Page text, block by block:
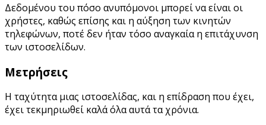
Δεδομένου του πόσο ανυπόμονοι μπορεί να είναι οι
χρήστες, καθώς επίσης και η αύξηση των κινητών
τηλεφώνων, ποτέ δεν ήταν τόσο αναγκαία η επιτάχυνση
των ιστοσελίδων.
Μετρήσεις
Η ταχύτητα μιας ιστοσελίδας, και η επίδραση που έχει,
έχει τεκμηριωθεί καλά όλα αυτά τα χρόνια.